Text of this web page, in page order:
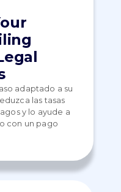
adaptado a su
las tasas
y lo ayude a
con un pago